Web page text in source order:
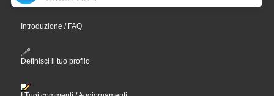
Introduzione / FAQ
Definisci il tuo profilo